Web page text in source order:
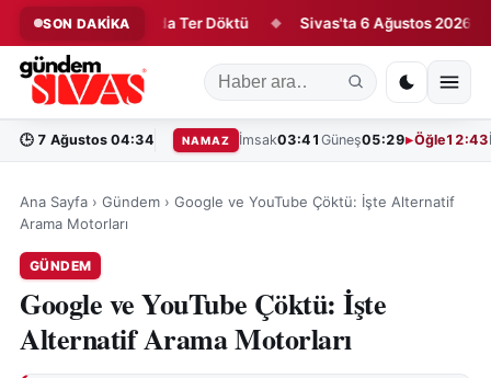
SON DAKİKA
İlk Antrenmanda Ter Döktü ◆ Sivas'ta 6 Ağustos 2026 Vefat
🕒 7 Ağustos 04:34 NAMAZ İmsak03:41 Güneş05:29 Öğle12:43
Ana Sayfa › Gündem › Google ve YouTube Çöktü: İşte Alternatif
Arama Motorları
GÜNDEM
Google ve YouTube Çöktü: İşte
Alternatif Arama Motorları